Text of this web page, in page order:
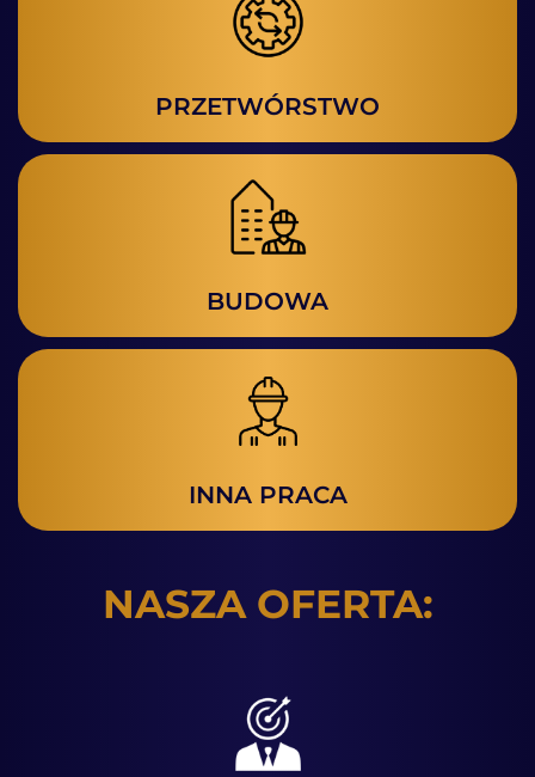
PRZETWÓRSTWO
BUDOWA
INNA PRACA
NASZA OFERTA: